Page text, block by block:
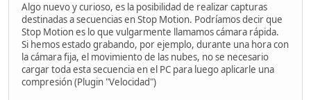
Algo nuevo y curioso, es la posibilidad de realizar capturas
destinadas a secuencias en Stop Motion. Podríamos decir que
Stop Motion es lo que vulgarmente llamamos cámara rápida.
Si hemos estado grabando, por ejemplo, durante una hora con
la cámara fija, el movimiento de las nubes, no se necesario
cargar toda esta secuencia en el PC para luego aplicarle una
compresión (Plugin "Velocidad")